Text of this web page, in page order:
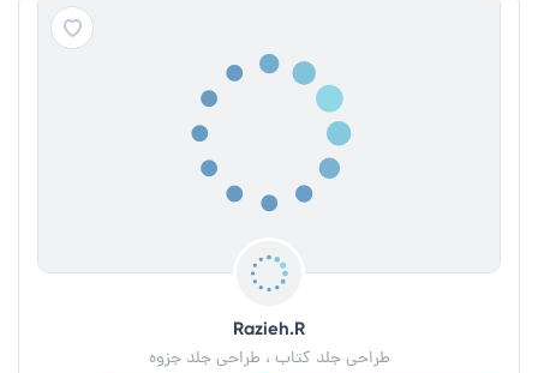
Razieh.R
طراحی جلد کتاب ، طراحی جلد جزوه